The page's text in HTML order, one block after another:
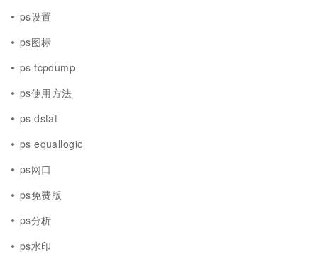
ps设置
ps图标
ps tcpdump
ps使用方法
ps dstat
ps equallogic
ps网口
ps免费版
ps分析
ps水印